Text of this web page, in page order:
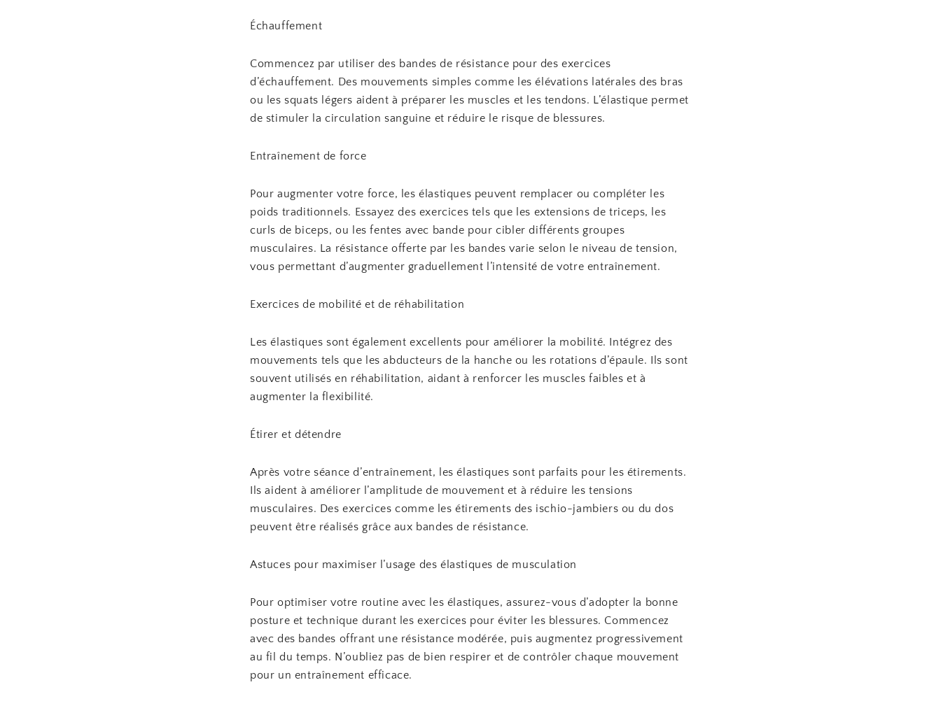
Échauffement
Commencez par utiliser des bandes de résistance pour des exercices
d’échauffement. Des mouvements simples comme les élévations latérales des bras
ou les squats légers aident à préparer les muscles et les tendons. L’élastique permet
de stimuler la circulation sanguine et réduire le risque de blessures.
Entraînement de force
Pour augmenter votre force, les élastiques peuvent remplacer ou compléter les
poids traditionnels. Essayez des exercices tels que les extensions de triceps, les
curls de biceps, ou les fentes avec bande pour cibler différents groupes
musculaires. La résistance offerte par les bandes varie selon le niveau de tension,
vous permettant d’augmenter graduellement l’intensité de votre entraînement.
Exercices de mobilité et de réhabilitation
Les élastiques sont également excellents pour améliorer la mobilité. Intégrez des
mouvements tels que les abducteurs de la hanche ou les rotations d’épaule. Ils sont
souvent utilisés en réhabilitation, aidant à renforcer les muscles faibles et à
augmenter la flexibilité.
Étirer et détendre
Après votre séance d’entraînement, les élastiques sont parfaits pour les étirements.
Ils aident à améliorer l’amplitude de mouvement et à réduire les tensions
musculaires. Des exercices comme les étirements des ischio-jambiers ou du dos
peuvent être réalisés grâce aux bandes de résistance.
Astuces pour maximiser l’usage des élastiques de musculation
Pour optimiser votre routine avec les élastiques, assurez-vous d’adopter la bonne
posture et technique durant les exercices pour éviter les blessures. Commencez
avec des bandes offrant une résistance modérée, puis augmentez progressivement
au fil du temps. N’oubliez pas de bien respirer et de contrôler chaque mouvement
pour un entraînement efficace.